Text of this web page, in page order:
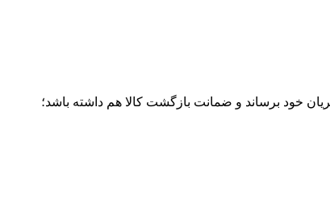
خود برساند و ضمانت بازگشت کالا هم داشته باشد؛